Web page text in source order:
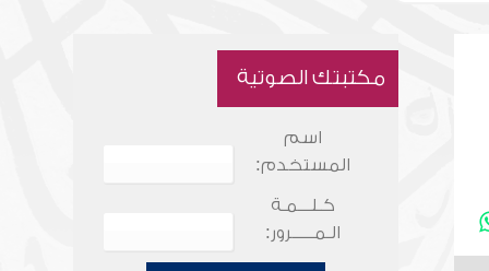
مكتبتك الصوتية
اسم
المستخدم:
كـلـــمـة
الـمـــــرور: